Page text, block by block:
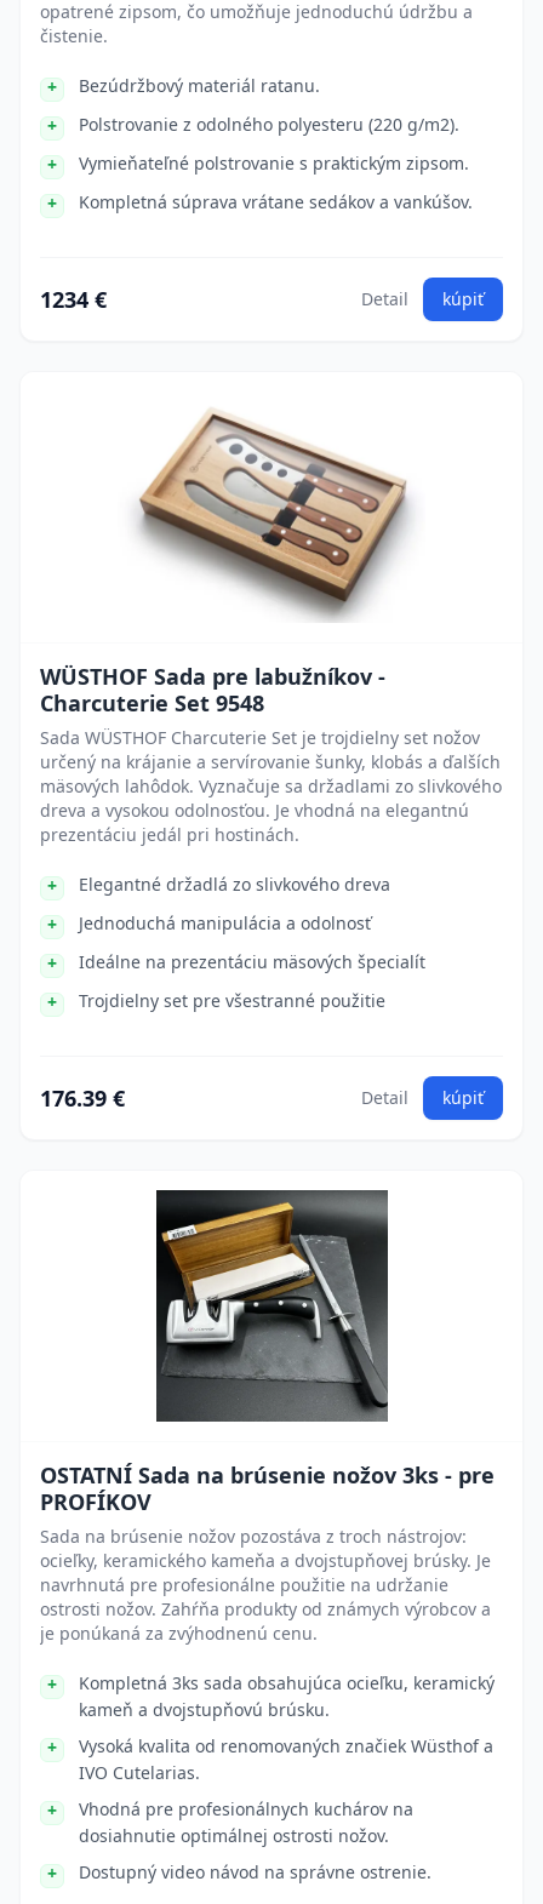
opatrené zipsom, čo umožňuje jednoduchú údržbu a
čistenie.
Bezúdržbový materiál ratanu.
Polstrovanie z odolného polyesteru (220 g/m2).
Vymieňateľné polstrovanie s praktickým zipsom.
Kompletná súprava vrátane sedákov a vankúšov.
1234 € Detail kúpiť
WÜSTHOF Sada pre labužníkov -
Charcuterie Set 9548
Sada WÜSTHOF Charcuterie Set je trojdielny set nožov
určený na krájanie a servírovanie šunky, klobás a ďalších
mäsových lahôdok. Vyznačuje sa držadlami zo slivkového
dreva a vysokou odolnosťou. Je vhodná na elegantnú
prezentáciu jedál pri hostinách.
Elegantné držadlá zo slivkového dreva
Jednoduchá manipulácia a odolnosť
Ideálne na prezentáciu mäsových špecialít
Trojdielny set pre všestranné použitie
176.39 € Detail kúpiť
OSTATNÍ Sada na brúsenie nožov 3ks - pre
PROFÍKOV
Sada na brúsenie nožov pozostáva z troch nástrojov:
ocieľky, keramického kameňa a dvojstupňovej brúsky. Je
navrhnutá pre profesionálne použitie na udržanie
ostrosti nožov. Zahŕňa produkty od známych výrobcov a
je ponúkaná za zvýhodnenú cenu.
Kompletná 3ks sada obsahujúca ocieľku, keramický
kameň a dvojstupňovú brúsku.
Vysoká kvalita od renomovaných značiek Wüsthof a
IVO Cutelarias.
Vhodná pre profesionálnych kuchárov na
dosiahnutie optimálnej ostrosti nožov.
Dostupný video návod na správne ostrenie.